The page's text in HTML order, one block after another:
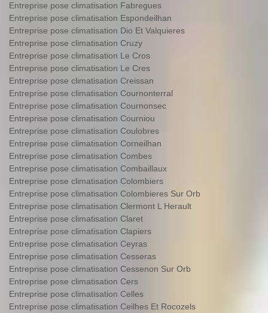
Entreprise pose climatisation Fabregues
Entreprise pose climatisation Espondeilhan
Entreprise pose climatisation Dio Et Valquieres
Entreprise pose climatisation Cruzy
Entreprise pose climatisation Le Cros
Entreprise pose climatisation Le Cres
Entreprise pose climatisation Creissan
Entreprise pose climatisation Cournonterral
Entreprise pose climatisation Cournonsec
Entreprise pose climatisation Courniou
Entreprise pose climatisation Coulobres
Entreprise pose climatisation Corneilhan
Entreprise pose climatisation Combes
Entreprise pose climatisation Combaillaux
Entreprise pose climatisation Colombiers
Entreprise pose climatisation Colombieres Sur Orb
Entreprise pose climatisation Clermont L Herault
Entreprise pose climatisation Claret
Entreprise pose climatisation Clapiers
Entreprise pose climatisation Ceyras
Entreprise pose climatisation Cesseras
Entreprise pose climatisation Cessenon Sur Orb
Entreprise pose climatisation Cers
Entreprise pose climatisation Celles
Entreprise pose climatisation Ceilhes Et Rocozels